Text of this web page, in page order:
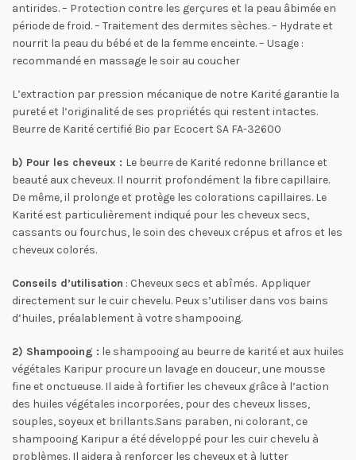
antirides. – Protection contre les gerçures et la peau âbimée en
période de froid. – Traitement des dermites sèches. – Hydrate et
nourrit la peau du bébé et de la femme enceinte. – Usage :
recommandé en massage le soir au coucher
L’extraction par pression mécanique de notre Karité garantie la
pureté et l’originalité de ses propriétés qui restent intactes.
Beurre de Karité certifié Bio par Ecocert SA FA-32600
b) Pour les cheveux : Le beurre de Karité redonne brillance et
beauté aux cheveux. Il nourrit profondément la fibre capillaire.
De même, il prolonge et protège les colorations capillaires. Le
Karité est particulièrement indiqué pour les cheveux secs,
cassants ou fourchus, le soin des cheveux crépus et afros et les
cheveux colorés.
Conseils d’utilisation : Cheveux secs et abîmés. Appliquer
directement sur le cuir chevelu. Peux s’utiliser dans vos bains
d’huiles, préalablement à votre shampooing.
2) Shampooing : le shampooing au beurre de karité et aux huiles
végétales Karipur procure un lavage en douceur, une mousse
fine et onctueuse. Il aide à fortifier les cheveux grâce à l’action
des huiles végétales incorporées, pour des cheveux lisses,
souples, soyeux et brillants.Sans paraben, ni colorant, ce
shampooing Karipur a été développé pour les cuir chevelu à
problèmes. Il aidera à renforcer les cheveux et à lutter